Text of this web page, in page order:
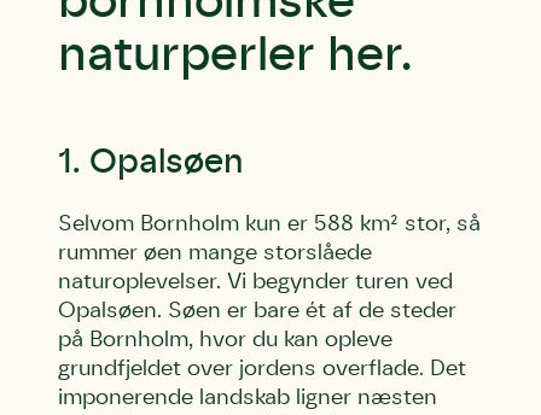
naturperler her.
1. Opalsøen
Selvom Bornholm kun er 588 km² stor, så
rummer øen mange storslåede
naturoplevelser. Vi begynder turen ved
Opalsøen. Søen er bare ét af de steder
på Bornholm, hvor du kan opleve
grundfjeldet over jordens overflade. Det
imponerende landskab ligner næsten